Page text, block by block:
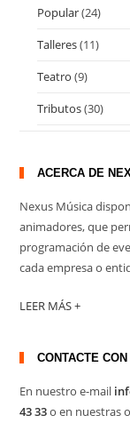
Popular(24)
Talleres(11)
Teatro (9)
Tributos(30)
ACERCA DE
Nexus Música
animadores, que
programación de
cada empresa o
LEER MÁS +
CONTACTE
En nuestro e-mail
43 33o en nuestras